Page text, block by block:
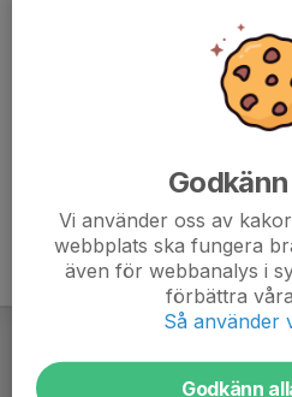
Vi använder oss av
webbplats ska fungera
även för webbanalys i
förbättra
Så använder
Godkänn